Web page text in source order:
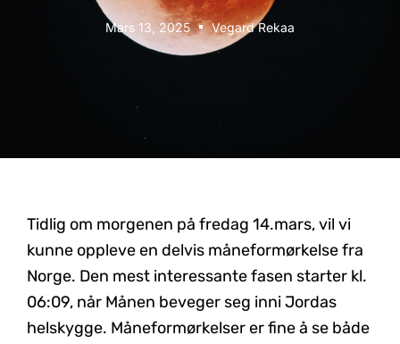
Mars 13, 2025 Vegard Rekaa
Tidlig om morgenen på fredag 14.mars, vil vi
kunne oppleve en delvis måneformørkelse fra
Norge. Den mest interessante fasen starter kl.
06:09, når Månen beveger seg inni Jordas
helskygge. Måneformørkelser er fine å se både